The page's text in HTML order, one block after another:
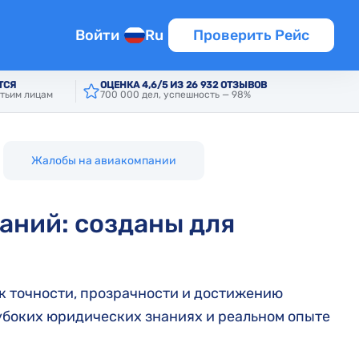
Войти Ru Проверить Рейс
лицам
ОЦЕНКА 4,6/5 ИЗ 26 932 ОТЗЫВОВ
700 000 дел, успешность — 98%
Жалобы на авиакомпании
созданы для
точности, прозрачности и достижению
юридических знаниях и реальном опыте